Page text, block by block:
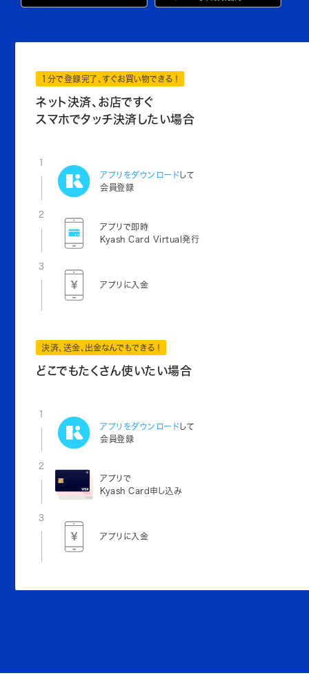
1分で登録完了、すぐお買い物できる！
ネット決済、お店ですぐ
スマホでタッチ決済したい場合
1
アプリをダウンロードして
会員登録
2
アプリで即時
Kyash Card Virtual発行
3
アプリに入金
決済、送金、出金なんでもできる！
どこでもたくさん使いたい場合
1
アプリをダウンロードして
会員登録
2
アプリで
Kyash Card申し込み
3
アプリに入金